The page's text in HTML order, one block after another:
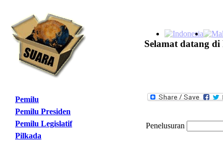
Selamat datang di
Pemilu
Pemilu Presiden
Pemilu Legislatif
Pilkada
Penelusuran